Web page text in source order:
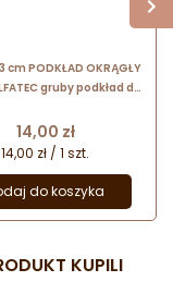
cm PODKŁAD OKRĄGŁY
gruby podkład do
Cena
14,00 zł
14,00 zł / 1 szt.
do koszyka
KUPILI